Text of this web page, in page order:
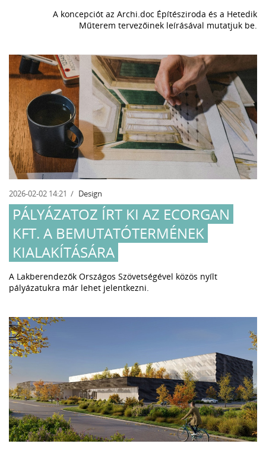
A koncepciót az Archi.doc Építésziroda és a Hetedik
Műterem tervezőinek leírásával mutatjuk be.
2026-02-02 14:21 Design
PÁLYÁZATOZ ÍRT KI AZ ECORGAN
KFT. A BEMUTATÓTERMÉNEK
KIALAKÍTÁSÁRA
A Lakberendezők Országos Szövetségével közös nyílt
pályázatukra már lehet jelentkezni.